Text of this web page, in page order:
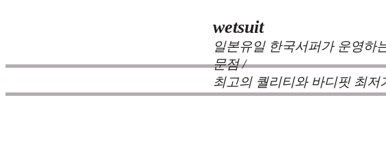
wetsuit
일본유일 한국서퍼가 운영하
문점 /
최고의 퀄리티와 바디핏 최저
는 서퍼들의 느낌과 의견